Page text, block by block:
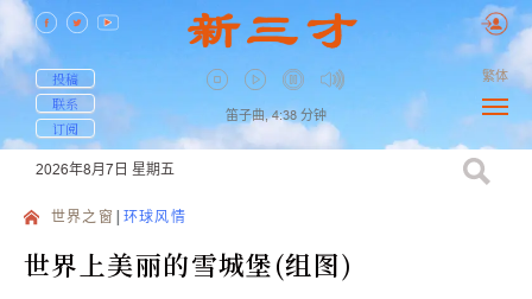
投稿
联系
订阅
笛子曲, 4:38 分钟
繁体
2026年8月7日 星期五
世界之窗 环球风情
世界上美丽的雪城堡(组图)